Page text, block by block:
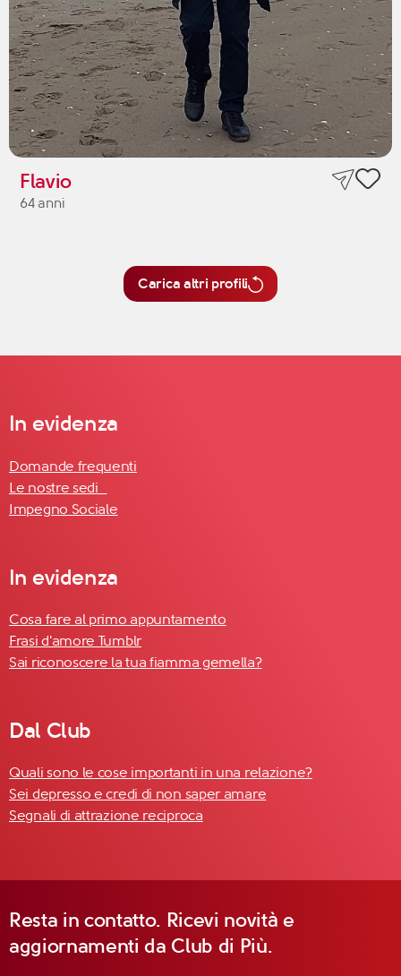
Flavio
64 anni
Carica altri profili
In evidenza
Domande frequenti
Le nostre sedi
Impegno Sociale
In evidenza
Cosa fare al primo appuntamento
Frasi d'amore Tumblr
Sai riconoscere la tua fiamma gemella?
Dal Club
Quali sono le cose importanti in una relazione?
Sei depresso e credi di non saper amare
Segnali di attrazione reciproca
Resta in contatto. Ricevi novità e
aggiornamenti da Club di Più.